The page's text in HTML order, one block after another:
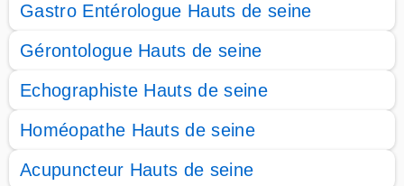
Gastro Entérologue Hauts de seine
Gérontologue Hauts de seine
Echographiste Hauts de seine
Homéopathe Hauts de seine
Acupuncteur Hauts de seine